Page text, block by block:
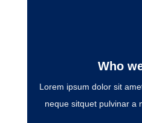
Who
Lorem ipsum dolor sit
neque sitquet pulvinar a
Who
Lorem ipsum dolor sit
neque sitquet pulvinar a